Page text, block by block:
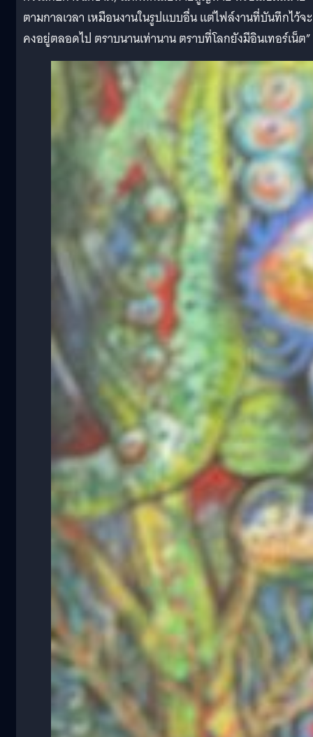
ตามกาลเวลา เหมือนงานในรูปแบบอื่น แต่ไฟล์งานที่บันทึกไว้จะ
คงอยู่ตลอดไป ตราบนานเท่านาน ตราบที่โลกยังมีอินเทอร์เน็ต”